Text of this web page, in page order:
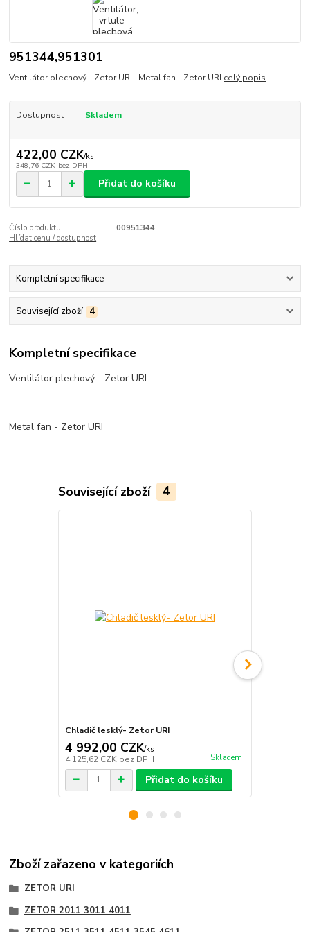
951344,951301
Ventilátor plechový - Zetor URI Metal fan - Zetor URI celý popis
Dostupnost Skladem
422,00 CZK/ks
348,76 CZK bez DPH
Přidat do košíku
Číslo produktu:
00951344
Hlídat cenu / dostupnost
Kompletní specifikace
Související zboží 4
Kompletní specifikace
Ventilátor plechový - Zetor URI
Metal fan - Zetor URI
Související zboží 4
Chladič lesklý- Zetor URI
4 992,00 CZK/ks
4 125,62 CZK bez DPH Skladem
Přidat do košíku
Zboží zařazeno v kategoriích
ZETOR URI
ZETOR 2011 3011 4011